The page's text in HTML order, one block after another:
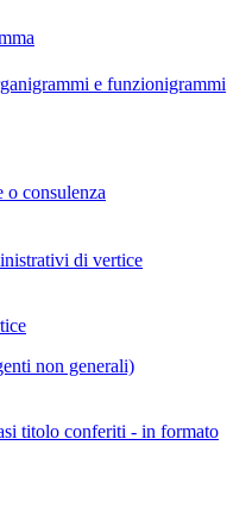
e funzionigrammi
consulenza
di vertice
non generali)
titolo conferiti - in formato